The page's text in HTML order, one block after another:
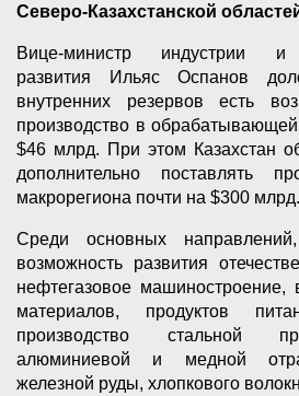
Северо-Казахстанской
Вице-министр индустрии и
развития Ильяс Оспанов
внутренних резервов есть
производство в
$46 млрд. При этом Казахстан
дополнительно поставлять
макрорегиона почти на $300 млрд.
Среди основных
возможность развития
нефтегазовое машиностроение,
материалов, продуктов
производство стальной
алюминиевой и медной
железной руды, хлопкового